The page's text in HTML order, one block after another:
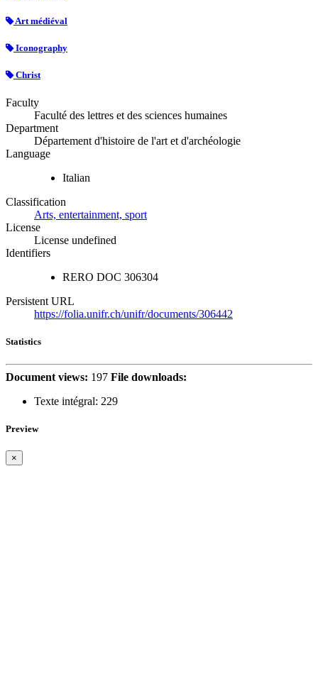
Art médiéval
Iconography
Christ
Faculty
Faculté des lettres et des sciences humaines
Department
Département d'histoire de l'art et d'archéologie
Language
Italian
Classification
Arts, entertainment, sport
License
License undefined
Identifiers
RERO DOC 306304
Persistent URL
https://folia.unifr.ch/unifr/documents/306442
Statistics
Document views: 197 File downloads:
Texte intégral: 229
Preview
×